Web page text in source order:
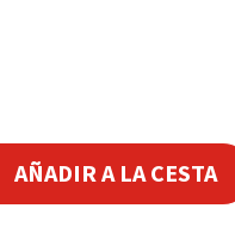
AÑADIR A LA CESTA